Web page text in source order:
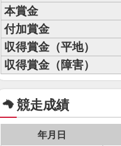
本賞金
付加賞金
収得賞金（平地）
収得賞金（障害）
競走成績
年月日